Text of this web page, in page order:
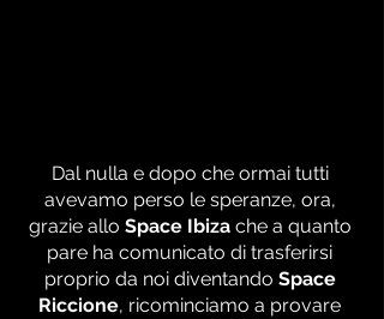
Dal nulla e dopo che ormai tutti
avevamo perso le speranze, ora,
grazie allo Space Ibiza che a quanto
pare ha comunicato di trasferirsi
proprio da noi diventando Space
Riccione, ricominciamo a provare